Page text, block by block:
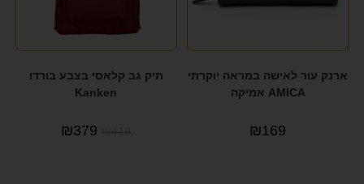
ארנק עור לאישה במראה יוקרתי
AMICA אמיקה
₪169
תיק גב קלאסי בצבע בורדו
Kanken
₪419
₪379